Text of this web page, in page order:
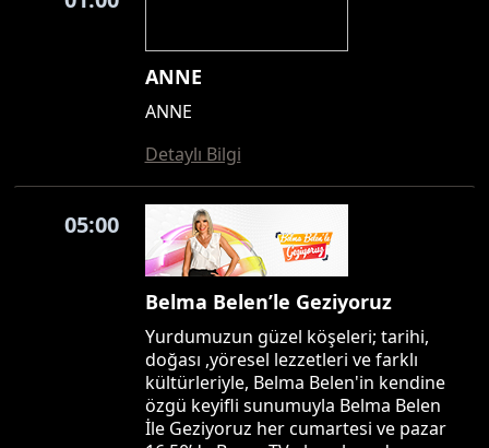
ANNE
ANNE
Detaylı Bilgi
05:00
Belma Belen’le Geziyoruz
Yurdumuzun güzel köşeleri; tarihi,
doğası ,yöresel lezzetleri ve farklı
kültürleriyle, Belma Belen'in kendine
özgü keyifli sunumuyla Belma Belen
İle Geziyoruz her cumartesi ve pazar